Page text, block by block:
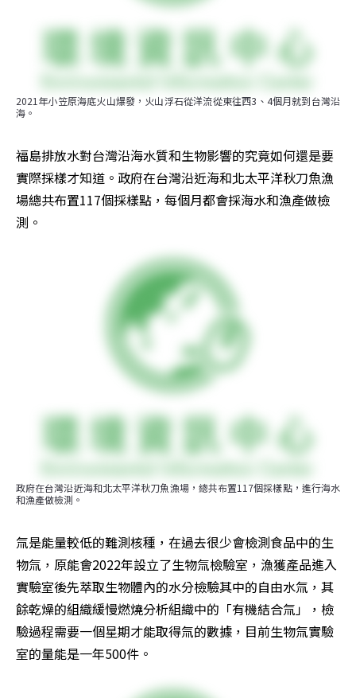
2021年小笠原海底火山爆發，火山浮石從洋流從東往西3、4個月就到台灣沿
海。
福島排放水對台灣沿海水質和生物影響的究竟如何還是要
實際採樣才知道。政府在台灣沿近海和北太平洋秋刀魚漁
場總共布置117個採樣點，每個月都會採海水和漁產做檢
測。
政府在台灣沿近海和北太平洋秋刀魚漁場，總共布置117個採樣點，進行海水
和漁產做檢測。
氚是能量較低的難測核種，在過去很少會檢測食品中的生
物氚，原能會2022年設立了生物氚檢驗室，漁獲產品進入
實驗室後先萃取生物體內的水分檢驗其中的自由水氚，其
餘乾燥的組織緩慢燃燒分析組織中的「有機結合氚」，檢
驗過程需要一個星期才能取得氚的數據，目前生物氚實驗
室的量能是一年500件。